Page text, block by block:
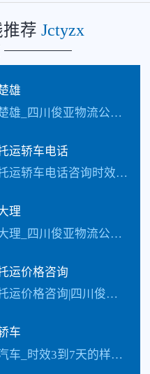
荐 Jctyzx
雄
杭州汽车托运到楚雄_四川俊亚物流公司（133-5002-3601）每天发车【承接业务】：私家车托运、汽车托运、小汽车托运、越野车托运、商务车托运、商品车、试…
运轿车电话
杭州到西双版纳托运轿车电话咨询时效：3-7天_收费标准更具具体的车型、不同的牌子价值不同价格也不同还有季节性都是影响价格的因素，具体价格请电话咨询，每天发车【承…
理
杭州轿车托运到大理_四川俊亚物流公司（133-5002-3601）每天发车【承接业务】：私家车托运、轿车托运、小轿车托运、越野车托运、商务车托运、商品车、试…
运价格咨询
杭州到瑞丽汽车托运价格咨询|四川俊亚轿车托运公司_四川俊亚物流公司（133-5002-3601）每天发车【承接业务】：私家车托运、轿车托运、小轿车托运、越野…
车
杭州到昆明托运汽车_时效3到7天的样子具体情况更具路况觉得，每天发车【承接业务】：私家车托运、汽车托运、小汽车托运、越野车托运、商务车托运、商品车、试驾活动…